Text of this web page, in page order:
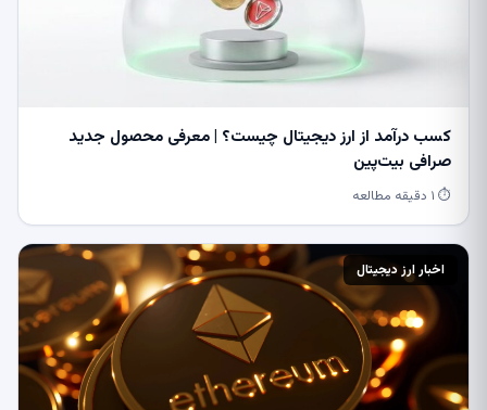
کسب درآمد از ارز دیجیتال چیست؟ | معرفی محصول جدید
صرافی بیت‌پین
⏱ ۱ دقیقه مطالعه
اخبار ارز دیجیتال